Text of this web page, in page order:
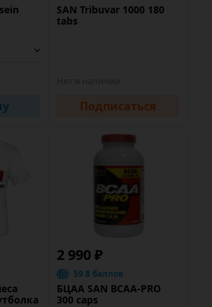
SAN Tribuvar 1000 180
tabs
Подписаться
2 990 ₽
59.8 баллов
БЦАА SAN BCAA-PRO
300 caps